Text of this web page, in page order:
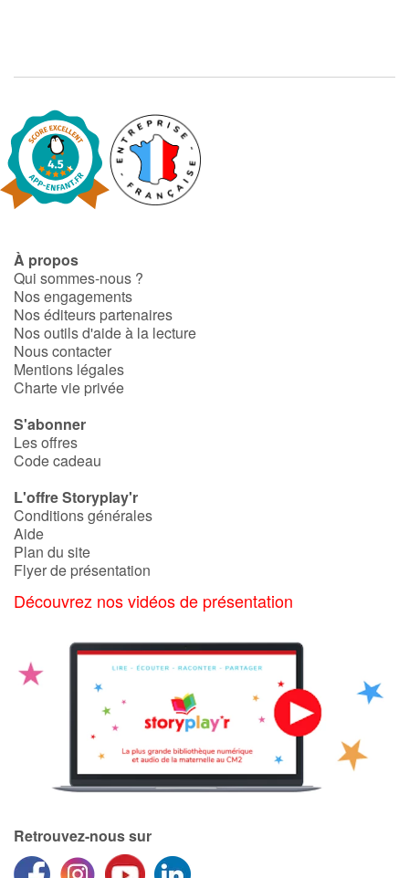
À propos
Qui sommes-nous ?
Nos engagements
Nos éditeurs partenaires
Nos outils d'aide à la lecture
Nous contacter
Mentions légales
Charte vie privée
S'abonner
Les offres
Code cadeau
L'offre Storyplay'r
Conditions générales
Aide
Plan du site
Flyer de présentation
Découvrez nos vidéos de présentation
Retrouvez-nous sur